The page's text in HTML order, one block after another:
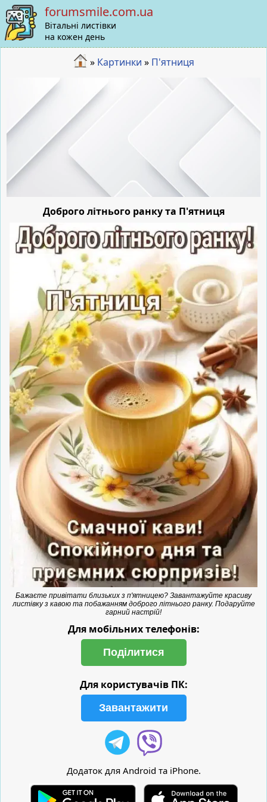
forumsmile.com.ua
Вітальні листівки
на кожен день
» Картинки » П'ятниця
Доброго літнього ранку та П'ятниця
Бажаєте привітати близьких з п'ятницею? Завантажуйте красиву
листівку з кавою та побажанням доброго літнього ранку. Подаруйте
гарний настрій!
Для мобільних телефонів:
Поділитися
Для користувачів ПК:
Завантажити
Додаток для Android та iPhone.